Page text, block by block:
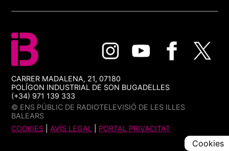
CARRER MADALENA, 21, 07180
POLÍGON INDUSTRIAL DE SON BUGADELLES
(+34) 971 139 333
© ENS PÚBLIC DE RADIOTELEVISIÓ DE LES ILLES
BALEARS
COOKIES |AVÍS LEGAL PORTAL PRIVACITAT
Cookies